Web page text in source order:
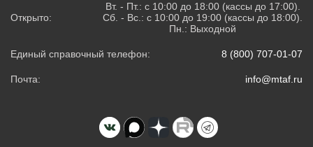
Открыто:
Вт. - Пт.: с 10:00 до 18:00 (кассы до 17:00).
Сб. - Вс.: с 10:00 до 19:00 (кассы до 18:00).
Пн.: Выходной
Единый справочный телефон: 8 (800) 707-01-07
Почта: info@mtaf.ru